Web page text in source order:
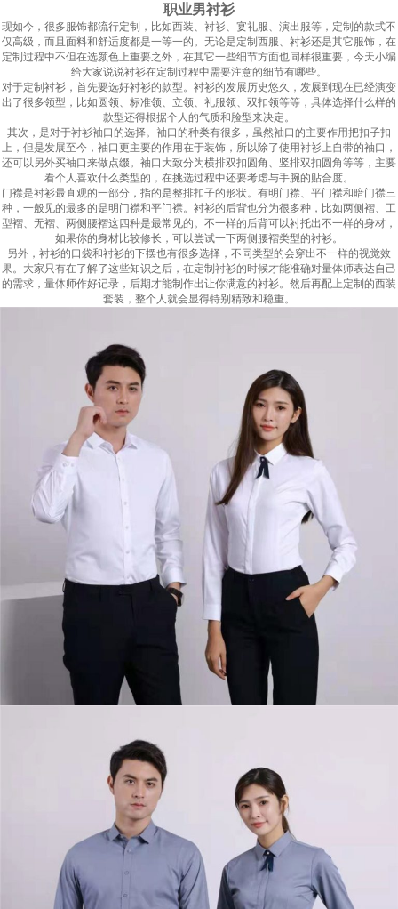
职业男衬衫
现如今，很多服饰都流行定制，比如西装、衬衫、宴礼服、演出服等，定制的款式不
仅高级，而且面料和舒适度都是一等一的。无论是定制西服、衬衫还是其它服饰，在
定制过程中不但在选颜色上重要之外，在其它一些细节方面也同样很重要，今天小编
给大家说说衬衫在定制过程中需要注意的细节有哪些。
对于定制衬衫，首先要选好衬衫的款型。衬衫的发展历史悠久，发展到现在已经演变
出了很多领型，比如圆领、标准领、立领、礼服领、双扣领等等，具体选择什么样的
款型还得根据个人的气质和脸型来决定。
其次，是对于衬衫袖口的选择。袖口的种类有很多，虽然袖口的主要作用把扣子扣
上，但是发展至今，袖口更主要的作用在于装饰，所以除了使用衬衫上自带的袖口，
还可以另外买袖口来做点缀。袖口大致分为横排双扣圆角、竖排双扣圆角等等，主要
看个人喜欢什么类型的，在挑选过程中还要考虑与手腕的贴合度。
门襟是衬衫最直观的一部分，指的是整排扣子的形状。有明门襟、平门襟和暗门襟三
种，一般见的最多的是明门襟和平门襟。衬衫的后背也分为很多种，比如两侧褶、工
型褶、无褶、两侧腰褶这四种是最常见的。不一样的后背可以衬托出不一样的身材，
如果你的身材比较修长，可以尝试一下两侧腰褶类型的衬衫。
另外，衬衫的口袋和衬衫的下摆也有很多选择，不同类型的会穿出不一样的视觉效
果。大家只有在了解了这些知识之后，在定制衬衫的时候才能准确对量体师表达自己
的需求，量体师作好记录，后期才能制作出让你满意的衬衫。然后再配上定制的西装
套装，整个人就会显得特别精致和稳重。